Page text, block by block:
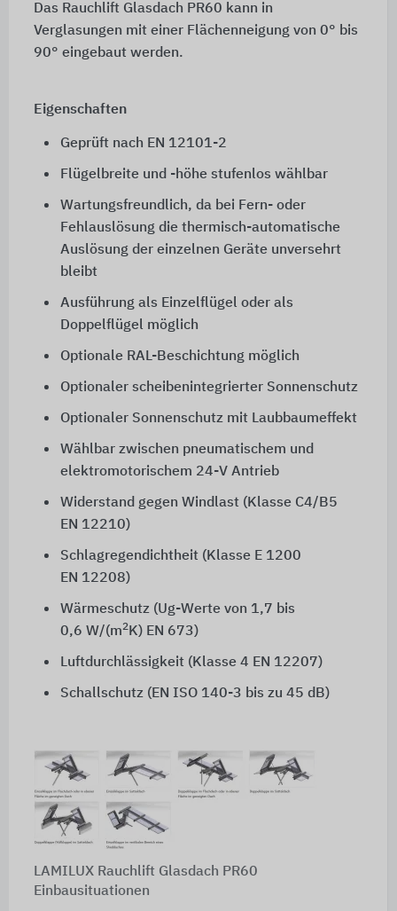
Das Rauchlift Glasdach PR60 kann in
Verglasungen mit einer Flächenneigung von 0° bis
90° eingebaut werden.
Eigenschaften
Geprüft nach EN 12101-2
Flügelbreite und -höhe stufenlos wählbar
Wartungsfreundlich, da bei Fern- oder
Fehlauslösung die thermisch-automatische
Auslösung der einzelnen Geräte unversehrt
bleibt
Ausführung als Einzelflügel oder als
Doppelflügel möglich
Optionale RAL-Beschichtung möglich
Optionaler scheibenintegrierter Sonnenschutz
Optionaler Sonnenschutz mit Laubbaumeffekt
Wählbar zwischen pneumatischem und
elektromotorischem 24-V Antrieb
Widerstand gegen Windlast (Klasse C4/B5
EN 12210)
Schlagregendichtheit (Klasse E 1200
EN 12208)
Wärmeschutz (Ug-Werte von 1,7 bis
0,6 W/(m2K) EN 673)
Luftdurchlässigkeit (Klasse 4 EN 12207)
Schallschutz (EN ISO 140-3 bis zu 45 dB)
LAMILUX Rauchlift Glasdach PR60
Einbausituationen